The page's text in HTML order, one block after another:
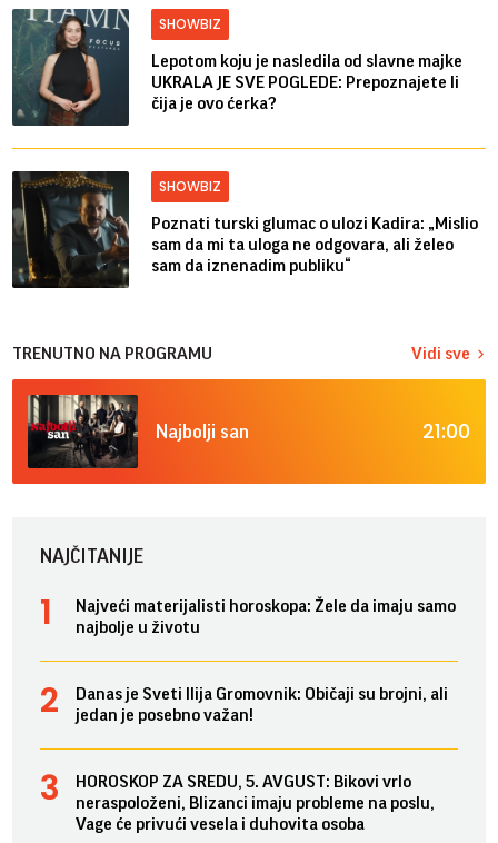
SHOWBIZ
Lepotom koju je nasledila od slavne majke
UKRALA JE SVE POGLEDE: Prepoznajete li
čija je ovo ćerka?
SHOWBIZ
Poznati turski glumac o ulozi Kadira: „Mislio
sam da mi ta uloga ne odgovara, ali želeo
sam da iznenadim publiku“
TRENUTNO NA PROGRAMU Vidi sve
Najbolji san 21:00
NAJČITANIJE
Najveći materijalisti horoskopa: Žele da imaju samo
najbolje u životu
Danas je Sveti Ilija Gromovnik: Običaji su brojni, ali
jedan je posebno važan!
HOROSKOP ZA SREDU, 5. AVGUST: Bikovi vrlo
neraspoloženi, Blizanci imaju probleme na poslu,
Vage će privući vesela i duhovita osoba